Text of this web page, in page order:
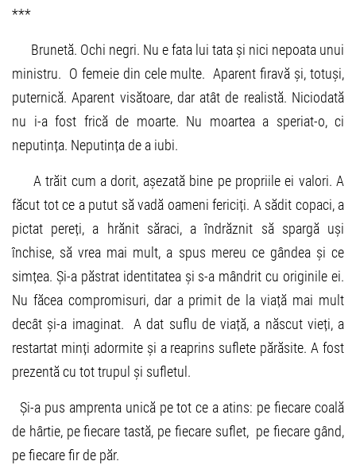
***
Brunetă. Ochi negri. Nu e fata lui tata și nici nepoata unui
ministru. O femeie din cele multe. Aparent firavă și, totuși,
puternică. Aparent visătoare, dar atât de realistă. Niciodată
nu i-a fost frică de moarte. Nu moartea a speriat-o, ci
neputința. Neputința de a iubi.
A trăit cum a dorit, așezată bine pe propriile ei valori. A
făcut tot ce a putut să vadă oameni fericiți. A sădit copaci, a
pictat pereți, a hrănit săraci, a îndrăznit să spargă uși
închise, să vrea mai mult, a spus mereu ce gândea și ce
simțea. Și-a păstrat identitatea și s-a mândrit cu originile ei.
Nu făcea compromisuri, dar a primit de la viață mai mult
decât și-a imaginat. A dat suflu de viață, a născut vieți, a
restartat minți adormite și a reaprins suflete părăsite. A fost
prezentă cu tot trupul și sufletul.
Și-a pus amprenta unică pe tot ce a atins: pe fiecare coală
de hârtie, pe fiecare tastă, pe fiecare suflet, pe fiecare gând,
pe fiecare fir de păr.